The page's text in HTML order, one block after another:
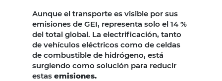
Aunque el transporte es visible por sus
emisiones de GEI, representa solo el 14 %
del total global. La electrificación, tanto
de vehículos eléctricos como de celdas
de combustible de hidrógeno, está
surgiendo como solución para reducir
estas emisiones.